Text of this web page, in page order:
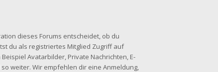
dieses Forums entscheidet, ob du
du als registriertes Mitglied Zugriff auf
Avatarbilder, Private Nachrichten, E-
weiter. Wir empfehlen dir eine Anmeldung,